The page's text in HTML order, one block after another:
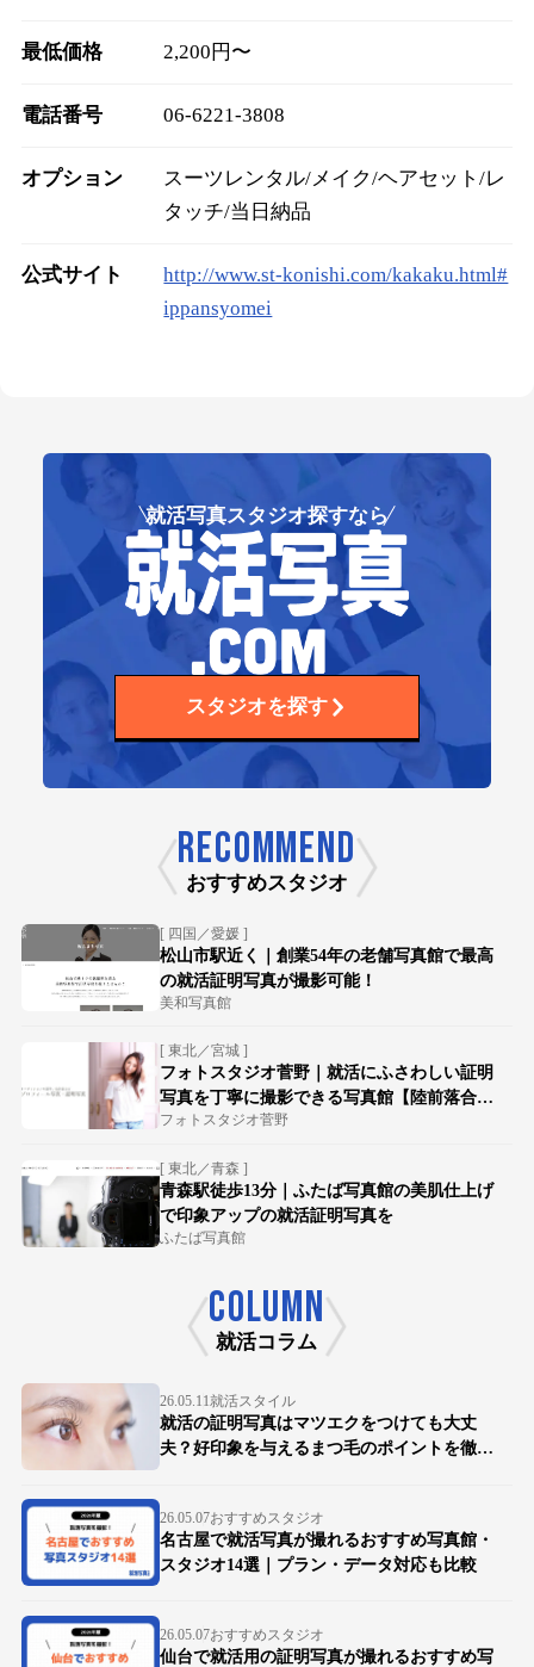
最低価格 2,200円〜
電話番号 06-6221-3808
オプション
スーツレンタル/メイク/ヘアセット/レ
タッチ/当日納品
公式サイト
http://www.st-konishi.com/kakaku.html#
ippansyomei
就活写真スタジオ探すなら
スタジオを探す
RECOMMEND
おすすめスタジオ
[ 四国／愛媛 ]
松山市駅近く｜創業54年の老舗写真館で最高
の就活証明写真が撮影可能！
美和写真館
[ 東北／宮城 ]
フォトスタジオ菅野｜就活にふさわしい証明
写真を丁寧に撮影できる写真館【陸前落合駅
徒歩15分】
フォトスタジオ菅野
[ 東北／青森 ]
青森駅徒歩13分｜ふたば写真館の美肌仕上げ
で印象アップの就活証明写真を
ふたば写真館
COLUMN
就活コラム
26.05.11就活スタイル
就活の証明写真はマツエクをつけても大丈
夫？好印象を与えるまつ毛のポイントを徹底
26.05.07おすすめスタジオ
名古屋で就活写真が撮れるおすすめ写真館・
スタジオ14選｜プラン・データ対応も比較
26.05.07おすすめスタジオ
仙台で就活用の証明写真が撮れるおすすめ写